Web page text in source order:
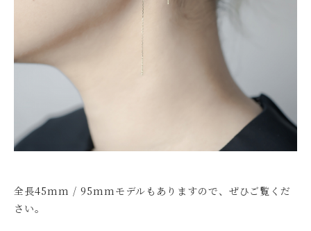
全長45mm / 95mmモデルもありますので、ぜひご覧くだ
さい。